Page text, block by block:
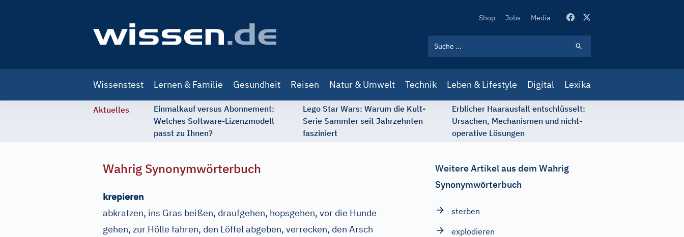
Secondary
Shop Jobs Media
navigation
Wissenstest Lernen & Familie Gesundheit Reisen Natur & Umwelt Technik Leben & Lifestyle Digital Lexika
Aktuelles
Einmalkauf versus Abonnement:
Welches Software-Lizenzmodell
passt zu Ihnen?
Lego Star Wars: Warum die Kult-
Serie Sammler seit Jahrzehnten
fasziniert
Erblicher Haarausfall entschlüsselt:
Ursachen, Mechanismen und nicht-
operative Lösungen
Wahrig Synonymwörterbuch
krepieren
abkratzen, ins Gras beißen, draufgehen, hopsgehen, vor die Hunde
gehen, zur Hölle fahren, den Löffel abgeben, verrecken, den Arsch
Weitere Artikel aus dem Wahrig
Synonymwörterbuch
sterben
explodieren